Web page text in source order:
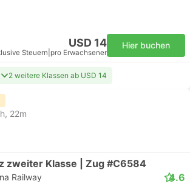
USD 14
Steuern pro Erwachsener
Hier buchen
2 weitere Klassen ab USD 14
22m
zweiter Klasse | Zug #C6584
Railway 4.6